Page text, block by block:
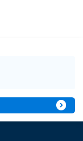
expand_circle_right